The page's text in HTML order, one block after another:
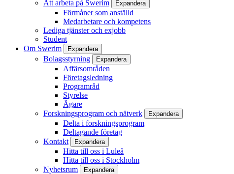
Att arbeta på Swerim Expandera
Förmåner som anställd
Medarbetare och kompetens
Lediga tjänster och exjobb
Student
Om Swerim
Expandera
Bolagsstyrning Expandera
Affärsområden
Företagsledning
Programråd
Styrelse
Ägare
Forskningsprogram och nätverk
Expandera
Delta i forskningsprogram
Deltagande företag
Kontakt
Expandera
Hitta till oss i Luleå
Hitta till oss i Stockholm
Nyhetsrum
Expandera